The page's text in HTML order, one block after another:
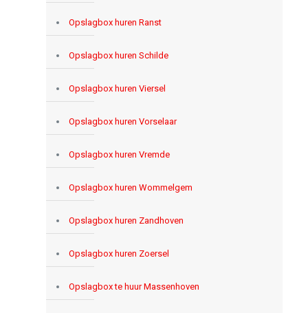
Opslagbox huren Ranst
Opslagbox huren Schilde
Opslagbox huren Viersel
Opslagbox huren Vorselaar
Opslagbox huren Vremde
Opslagbox huren Wommelgem
Opslagbox huren Zandhoven
Opslagbox huren Zoersel
Opslagbox te huur Massenhoven